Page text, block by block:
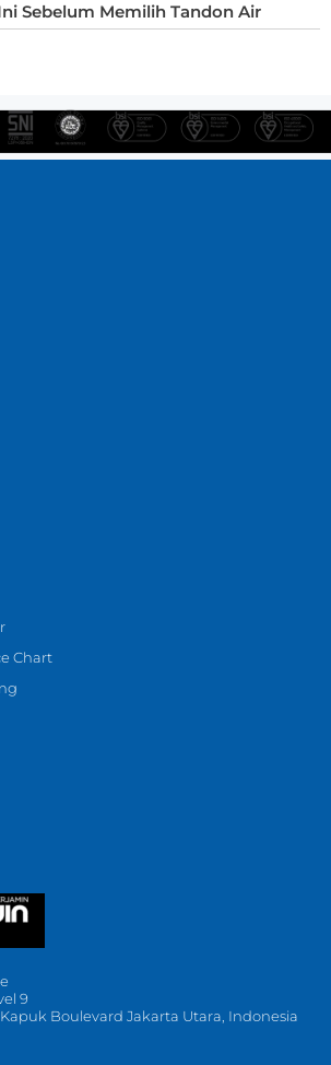
Sebelum Memilih Tandon Air
Chart
9
Boulevard Jakarta Utara, Indonesia